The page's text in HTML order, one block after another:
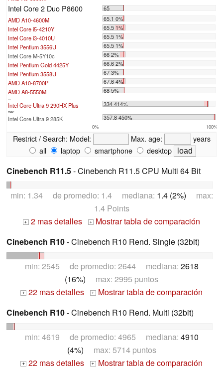
Intel Core 2 Duo P8600
65
AMD A10-4600M
65.1 0%
Intel Core i5-4210Y
65.5 1%
Intel Core i3-4010U
65.5 1%
Intel Pentium 3556U
65.5 1%
Intel Core M-5Y10c
66 2%
Intel Pentium Gold 4425Y
66.6 2%
Intel Pentium 3558U
67 3%
AMD A10-8700P
67.6 4%
AMD A8-5550M
68 5%
...
Intel Core Ultra 9 290HX Plus 334 414%
max:
Intel Core Ultra 9 285K 357.8 450%
0% 100%
Restrict / Search: Model: Max. age:
years
all
laptop smartphone desktop
Cinebench R11.5- Cinebench R11.5 CPU Multi 64 Bit
min: 1.34 de promedio: 1.4 mediana: 1.4 (2%) max:
1.4 Points
+ 2 mas detalles +
Mostrar tabla de comparación
Cinebench R10- Cinebench R10 Rend. Single (32bit)
min: 2545 de promedio: 2644 mediana: 2618
(16%) max: 2995 puntos
+ 22 mas detalles + Mostrar tabla de comparación
Cinebench R10- Cinebench R10 Rend. Multi (32bit)
min: 4619 de promedio: 4965 mediana: 4910
(4%) max: 5714 puntos
+ 22 mas detalles + Mostrar tabla de comparación